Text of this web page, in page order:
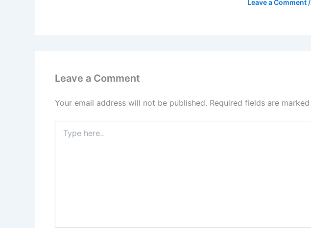
Leave a Comment /
Leave a Comment
Your email address will not be published. Required fields are marked
here..